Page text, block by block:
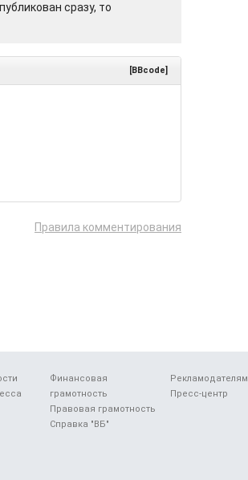
сразу, то
[BBcode]
Правила комментирования
Финансовая
грамотность
Правовая грамотность
Справка "ВБ"
Рекламодателям
Пресс-центр